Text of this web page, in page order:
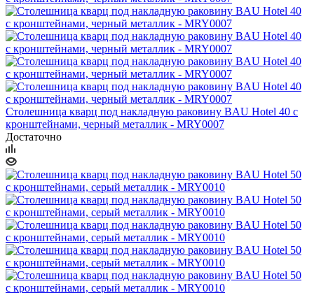
Столешница кварц под накладную раковину BAU Hotel 40 с
кронштейнами, черный металлик - MRY0007
Достаточно